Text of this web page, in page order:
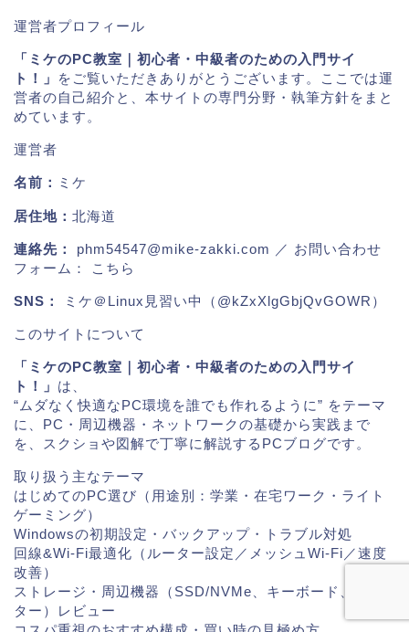
運営者プロフィール
「ミケのPC教室｜初心者・中級者のための入門サイ
ト！」
をご覧いただきありがとうございます。ここでは運
営者の自己紹介と、本サイトの専門分野・執筆方針をまと
めています。
運営者
名前： ミケ
居住地： 北海道
連絡先： phm54547@mike-zakki.com ／ お問い合わせ
フォーム：
こちら
SNS： ミケ＠Linux見習い中（@kZxXlgGbjQvGOWR）
このサイトについて
「ミケのPC教室｜初心者・中級者のための入門サイ
ト！」 は、
“ムダなく快適なPC環境を誰でも作れるように” をテーマ
に、PC・周辺機器・ネットワークの基礎から実践まで
を、スクショや図解で丁寧に解説するPCブログです。
取り扱う主なテーマ
はじめてのPC選び（用途別：学業・在宅ワーク・ライト
ゲーミング）
Windowsの初期設定・バックアップ・トラブル対処
回線&Wi-Fi最適化（ルーター設定／メッシュWi-Fi／速度
改善）
ストレージ・周辺機器（SSD/NVMe、キーボード、モニ
ター）レビュー